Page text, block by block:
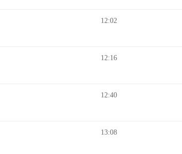
12:02
12:16
12:40
13:08